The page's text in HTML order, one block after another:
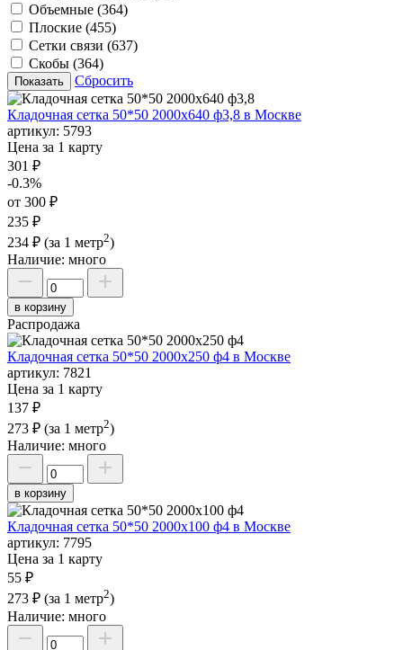
Объемные (364)
Плоские (455)
Сетки связи (637)
Скобы (364)
Сбросить
Кладочная сетка 50*50 2000х640 ф3,8 в Москве
артикул: 5793
Цена за 1 карту
301 ₽
-0.3%
от 300 ₽
235 ₽
234 ₽ (за 1 метр2)
Наличие: много
в корзину
Распродажа
Кладочная сетка 50*50 2000х250 ф4 в Москве
артикул: 7821
Цена за 1 карту
137 ₽
273 ₽ (за 1 метр2)
Наличие: много
в корзину
Кладочная сетка 50*50 2000х100 ф4 в Москве
артикул: 7795
Цена за 1 карту
55 ₽
273 ₽ (за 1 метр2)
Наличие: много